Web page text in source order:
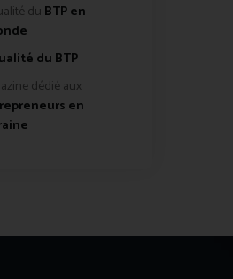
du BTP en
du BTP
dédié aux
en